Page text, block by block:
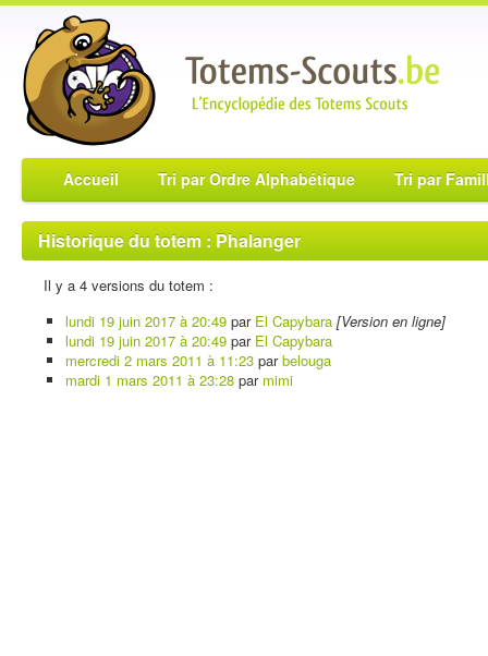
Accueil Tri par Ordre Alphabétique Tri par
Historique du totem : Phalanger
Il y a 4 versions du totem :
lundi 19 juin 2017 à 20:49 par El Capybara [Version en ligne]
lundi 19 juin 2017 à 20:49 par El Capybara
mercredi 2 mars 2011 à 11:23 parbelouga
mardi 1 mars 2011 à 23:28 par mimi